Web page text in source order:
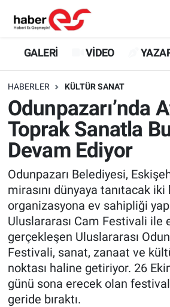
GALERİ VİDEO
HABERLER KÜLTÜR SANAT
Odunpazarı’nda
Toprak Sanatla
Devam Ediyor
Odunpazarı Belediyesi,
mirasını dünyaya tanıtacak iki
organizasyona ev sahipliği
Uluslararası Cam Festivali ile
gerçekleşen Uluslararası
Festivali, sanat, zanaat ve
noktası haline getiriyor. 26
günü sona erecek olan
geride bıraktı.
GALERİ
YAZARLAR
GÜNDEM
SİYASET
TEKNOLOJİ
EKONOMİ
SPOR
ASAYİŞ
Eskişehir Nöbetçi Eczaneler
Eskişehir Trafik Yoğunluk
Süper Lig Puan Durumu ve
Tüm Manşetler
Son Dakika Haberleri
Haber Arşivi